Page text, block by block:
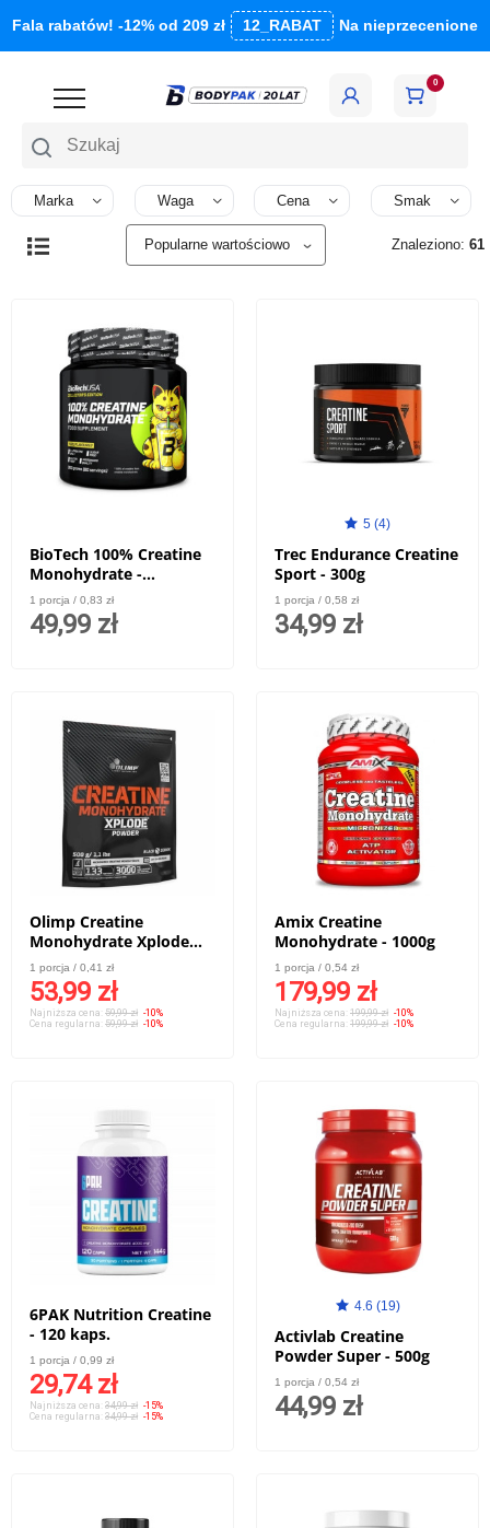
Fala rabatów! -12% od 209 zł 12_RABAT Na nieprzecenione
Szukaj
0
Marka Waga Cena Smak
Znaleziono: 61
BioTech 100% Creatine
Monohydrate -
monohydrat kreatyny w
proszku - 300g yuzu
1 porcja / 0,83 zł
49,99 zł
5 (4)
Trec Endurance Creatine
Sport - 300g
1 porcja / 0,58 zł
34,99 zł
Olimp Creatine
Monohydrate Xplode
Powder - 500g
1 porcja / 0,41 zł
53,99 zł
Najniższa cena: 59,99 zł -10%
Cena regularna: 59,99 zł -10%
Amix Creatine
Monohydrate - 1000g
1 porcja / 0,54 zł
179,99 zł
Najniższa cena: 199,99 zł -10%
Cena regularna: 199,99 zł -10%
6PAK Nutrition Creatine
- 120 kaps.
1 porcja / 0,99 zł
29,74 zł
Najniższa cena: 34,99 zł -15%
Cena regularna: 34,99 zł -15%
4.6 (19)
Activlab Creatine
Powder Super - 500g
1 porcja / 0,54 zł
44,99 zł